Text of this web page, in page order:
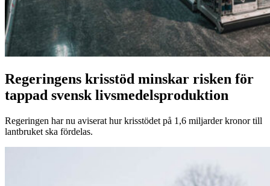
Regeringens krisstöd minskar risken för
tappad svensk livsmedelsproduktion
Regeringen har nu aviserat hur krisstödet på 1,6 miljarder kronor till
lantbruket ska fördelas.